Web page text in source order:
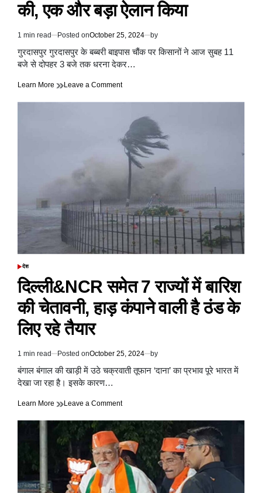
की, एक और बड़ा ऐलान किया
Estimated
read
time
1 min read Posted onOctober 25, 2024 by
गुरदासपुर गुरदासपुर के बब्बरी बाइपास चौंक पर किसानों ने आज सुबह 11
बजे से दोपहर 3 बजे तक धरना देकर…
Learn More Leave a Commenton
देकर
केन्द्र
व
पंजाब
सरकार
जमकर
नारेबाजी
की,
एक
बड़ा
किया
POSTED
IN
देश
दिल्ली&NCR समेत 7 राज्यों में बारिश
की चेतावनी, हाड़ कंपाने वाली है ठंड के
लिए रहे तैयार
Estimated
read
time
1 min read Posted onOctober 25, 2024 by
बंगाल बंगाल की खाड़ी में उठे चक्रवाती तूफान ‘दाना’ का प्रभाव पूरे भारत में
देखा जा रहा है। इसके कारण…
Learn More Leave a Commenton
समेत
7
राज्यों
में
बारिश
की
चेतावनी,